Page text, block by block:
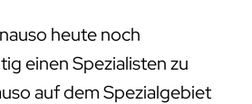
heute noch
einen Spezialisten zu
auf dem Spezialgebiet